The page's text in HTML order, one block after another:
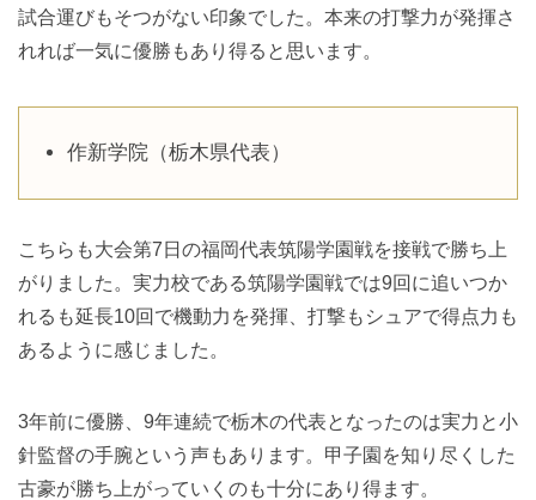
試合運びもそつがない印象でした。本来の打撃力が発揮さ
れれば一気に優勝もあり得ると思います。
作新学院（栃木県代表）
こちらも大会第7日の福岡代表筑陽学園戦を接戦で勝ち上
がりました。実力校である筑陽学園戦では9回に追いつか
れるも延長10回で機動力を発揮、打撃もシュアで得点力も
あるように感じました。
3年前に優勝、9年連続で栃木の代表となったのは実力と小
針監督の手腕という声もあります。甲子園を知り尽くした
古豪が勝ち上がっていくのも十分にあり得ます。